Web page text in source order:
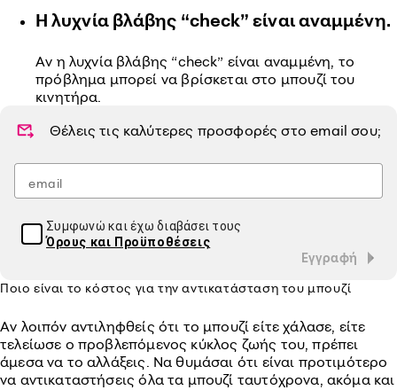
Η λυχνία βλάβης “check” είναι αναμμένη.
Αν η λυχνία βλάβης “check” είναι αναμμένη, το
πρόβλημα μπορεί να βρίσκεται στο μπουζί του
κινητήρα.
Θέλεις τις καλύτερες προσφορές στοemail σου;
Συμφωνώ και έχω διαβάσει τους
Όρους και Προϋποθέσεις
Εγγραφή
Ποιο είναι το κόστος για την αντικατάσταση του μπουζί
Αν λοιπόν αντιληφθείς ότι το μπουζί είτε χάλασε, είτε
τελείωσε ο προβλεπόμενος κύκλος ζωής του, πρέπει
άμεσα να το αλλάξεις. Να θυμάσαι ότι είναι προτιμότερο
να αντικαταστήσεις όλα τα μπουζί ταυτόχρονα, ακόμα και